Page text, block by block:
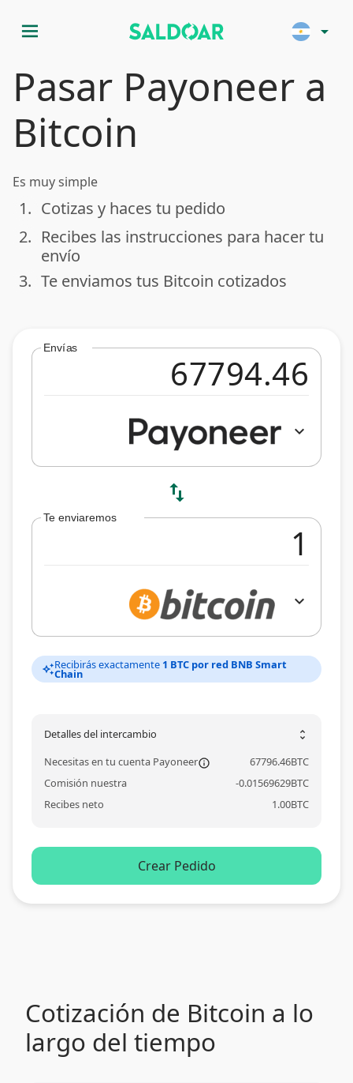
menu arrow_drop_down
Pasar Payoneer a
Bitcoin
Es muy simple
done
1. Cotizas y haces tu pedido
done
2. Recibes las instrucciones para hacer tu
envío
done
3. Te enviamos tus Bitcoin cotizados
Envías
expand_more
swap_vert
Te enviaremos
expand_more
auto_awesomeRecibirás exactamente 1 BTC por red BNB Smart
Chain
Detalles del intercambio unfold_more
Necesitas en tu cuenta Payoneer 67796.46BTC
Comisión nuestra
-0.01569629BTC
Recibes neto
1.00BTC
Crear Pedido
Cotización de Bitcoin a lo
largo del tiempo